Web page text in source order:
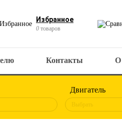
Избранное
0 товаров
Контакты О
Двигатель
Выбрать